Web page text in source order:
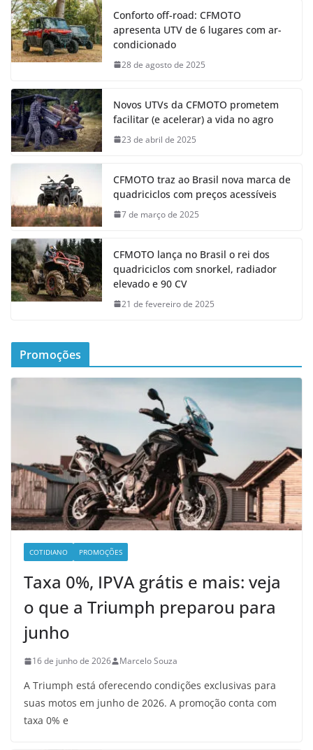
Conforto off-road: CFMOTO
apresenta UTV de 6 lugares com ar-
condicionado
28 de agosto de 2025
Novos UTVs da CFMOTO prometem
facilitar (e acelerar) a vida no agro
23 de abril de 2025
CFMOTO traz ao Brasil nova marca de
quadriciclos com preços acessíveis
7 de março de 2025
CFMOTO lança no Brasil o rei dos
quadriciclos com snorkel, radiador
elevado e 90 CV
21 de fevereiro de 2025
Promoções
COTIDIANO PROMOÇÕES
Taxa 0%, IPVA grátis e mais: veja
o que a Triumph preparou para
junho
16 de junho de 2026 Marcelo Souza
A Triumph está oferecendo condições exclusivas para
suas motos em junho de 2026. A promoção conta com
taxa 0% e